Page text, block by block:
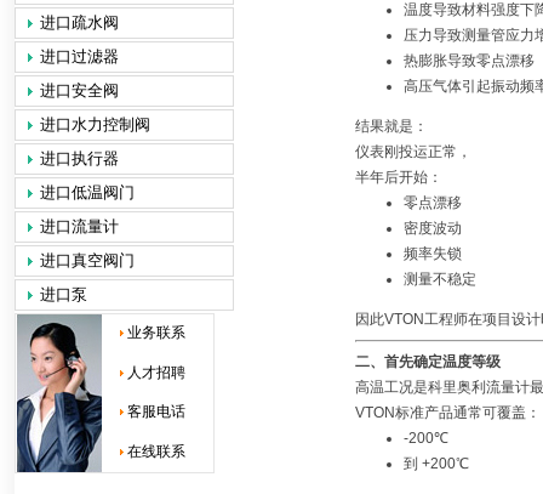
进口疏水阀
进口过滤器
进口安全阀
进口水力控制阀
进口执行器
进口低温阀门
进口流量计
进口真空阀门
进口泵
业务联系
人才招聘
客服电话
在线联系
温度导致材料强度下
压力导致测量管应力
热膨胀导致零点漂移
高压气体引起振动频
结果就是：
仪表刚投运正常，
半年后开始：
零点漂移
密度波动
频率失锁
测量不稳定
因此VTON工程师在项目设
二、首先确定温度等级
高温工况是科里奥利流量计
VTON标准产品通常可覆盖：
-200℃
到 +200℃